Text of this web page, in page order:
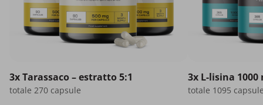
3x Tarassaco – estratto 5:1
totale 270 capsule
3x L-lisina 1000
totale 1095